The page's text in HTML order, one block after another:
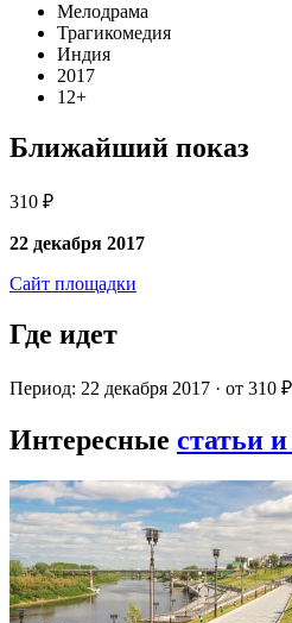
Мелодрама
Трагикомедия
Индия
2017
12+
Ближайший показ
310 ₽
22 декабря 2017
Сайт площадки
Где идет
Период: 22 декабря 2017 · от 310 ₽
Интересные статьи